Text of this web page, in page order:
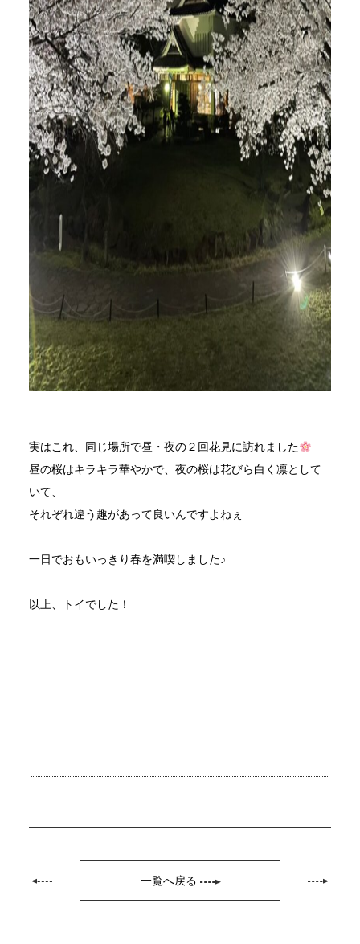
実はこれ、同じ場所で昼・夜の２回花見に訪れました
昼の桜はキラキラ華やかで、夜の桜は花びら白く凛として
いて、
それぞれ違う趣があって良いんですよねぇ
一日でおもいっきり春を満喫しました♪
以上、トイでした！
一覧へ戻る